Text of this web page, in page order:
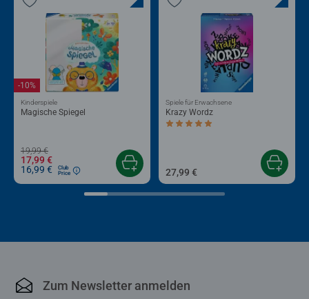
Magische Spiegel
-10%
Kinderspiele
19,99 €
17,99 €
16,99 €
Club
Price
Krazy Wordz
Durchschnittliche Bewertung 4,9 von 5
Spiele für Erwachsene
27,99 €
Zum Newsletter anmelden